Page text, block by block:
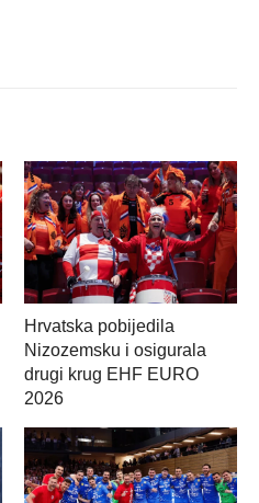
Hrvatska pobijedila
Nizozemsku i osigurala
drugi krug EHF EURO
2026